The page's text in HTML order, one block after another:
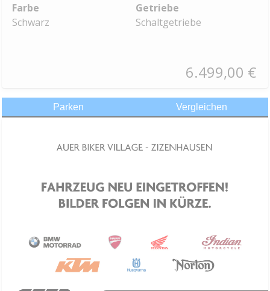
Farbe
Schwarz
Getriebe
Schaltgetriebe
6.499,00 €
Parken Vergleichen